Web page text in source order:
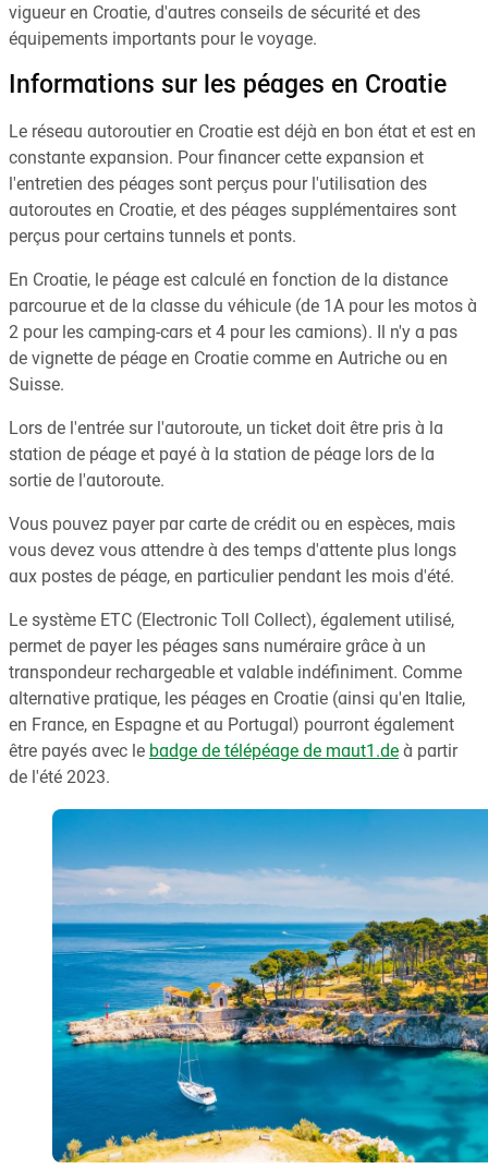
vigueur en Croatie, d'autres conseils de sécurité et des
équipements importants pour le voyage.
Informations sur les péages en Croatie
Le réseau autoroutier en Croatie est déjà en bon état et est en
constante expansion. Pour financer cette expansion et
l'entretien des péages sont perçus pour l'utilisation des
autoroutes en Croatie, et des péages supplémentaires sont
perçus pour certains tunnels et ponts.
En Croatie, le péage est calculé en fonction de la distance
parcourue et de la classe du véhicule (de 1A pour les motos à
2 pour les camping-cars et 4 pour les camions). Il n'y a pas
de vignette de péage en Croatie comme en Autriche ou en
Suisse.
Lors de l'entrée sur l'autoroute, un ticket doit être pris à la
station de péage et payé à la station de péage lors de la
sortie de l'autoroute.
Vous pouvez payer par carte de crédit ou en espèces, mais
vous devez vous attendre à des temps d'attente plus longs
aux postes de péage, en particulier pendant les mois d'été.
Le système ETC (Electronic Toll Collect), également utilisé,
permet de payer les péages sans numéraire grâce à un
transpondeur rechargeable et valable indéfiniment. Comme
alternative pratique, les péages en Croatie (ainsi qu'en Italie,
en France, en Espagne et au Portugal) pourront également
être payés avec le badge de télépéage de maut1.de à partir
de l'été 2023.